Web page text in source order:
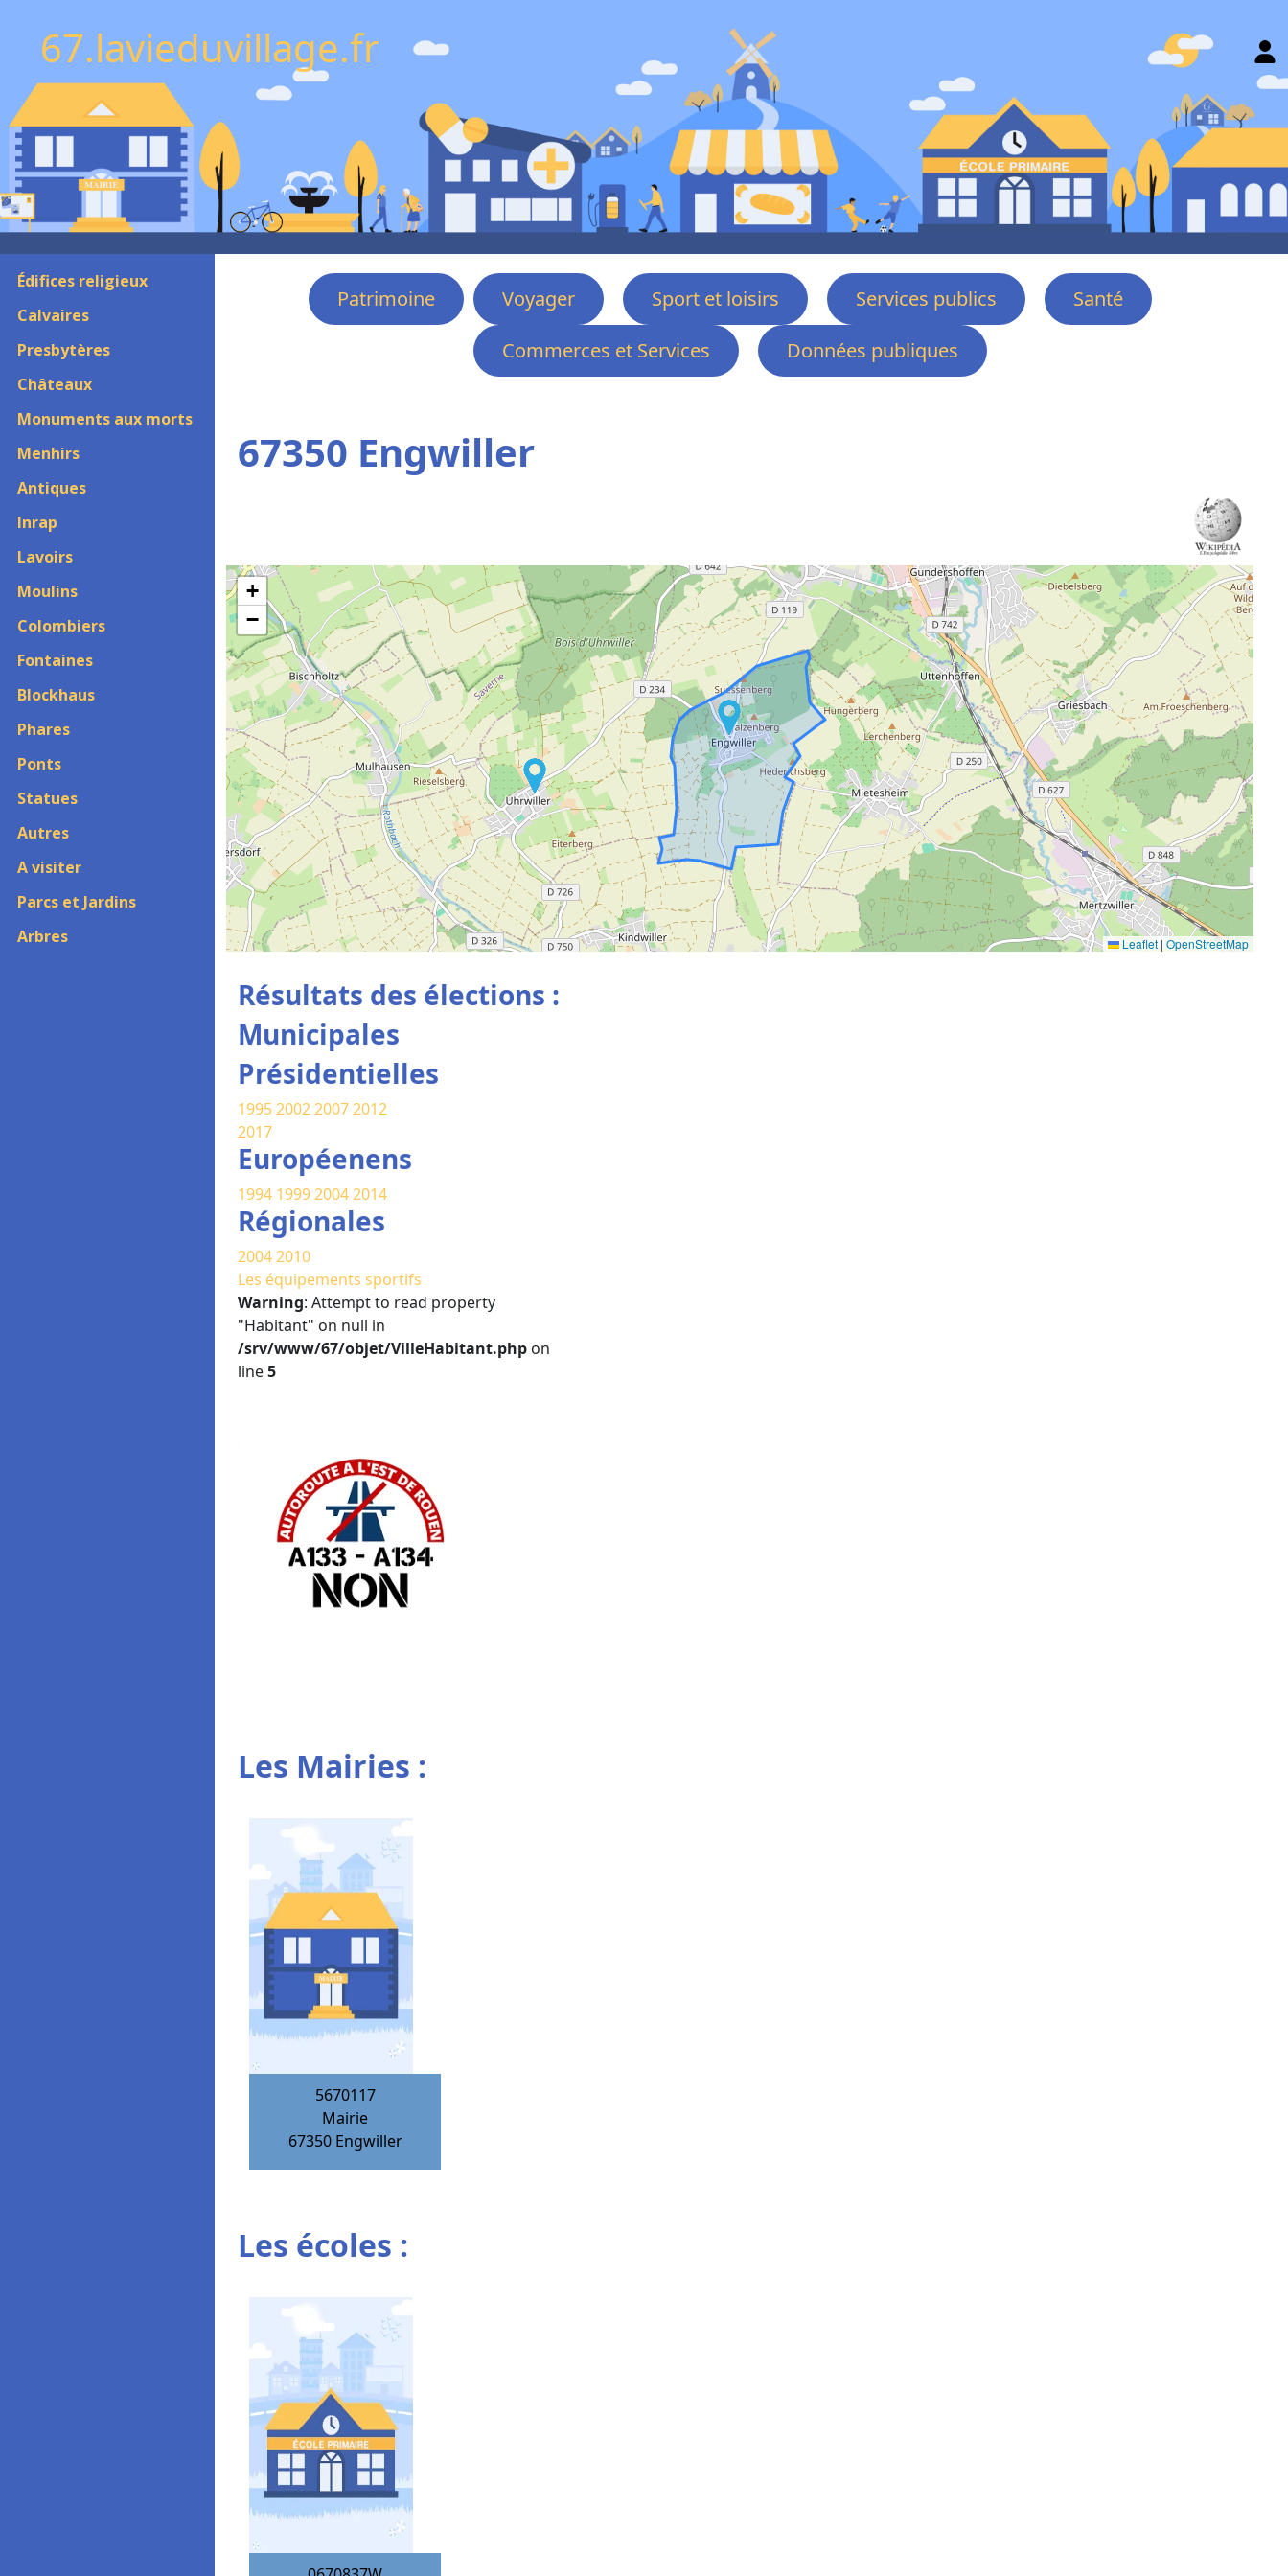
67.lavieduvillage.fr
Édifices religieux
Calvaires
Presbytères
Châteaux
Monuments aux morts
Menhirs
Antiques
Inrap
Lavoirs
Moulins
Colombiers
Fontaines
Blockhaus
Phares
Ponts
Statues
Autres
A visiter
Parcs et Jardins
Arbres
Patrimoine Voyager Sport et loisirs Services publics
Santé
Commerces et Services
Données publiques
67350 Engwiller
+
−
Leaflet | OpenStreetMap
Résultats des élections :
Municipales
Présidentielles
1995200220072012
2017
Européenens
1994 199920042014
Régionales
20042010
Les équipements sportifs
Warning: Attempt to read property
"Habitant" on null in
/srv/www/67/objet/VilleHabitant.php on
line5
Les Mairies :
5670117
Mairie
67350 Engwiller
Les écoles :